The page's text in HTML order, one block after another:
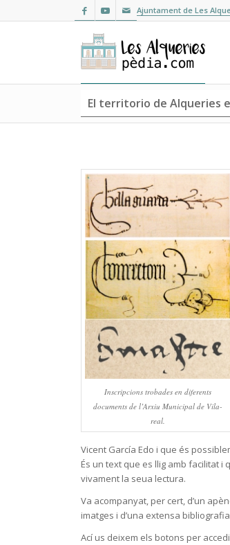
Ajuntament de Les
El territorio de Alqueries
Inscripcions trobades en diferents
documents de l’Arxiu Municipal de Vila-
real.
Vicent García Edo i que és
És un text que es llig amb facilitat
vivament la seua lectura.
Va acompanyat, per cert, d’un
imatges i d’una extensa
Ací us deixem els botons per